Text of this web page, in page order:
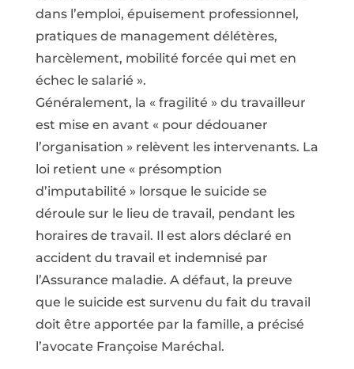
dans l’emploi, épuisement professionnel,
pratiques de management délétères,
harcèlement, mobilité forcée qui met en
échec le salarié ».
Généralement, la « fragilité » du travailleur
est mise en avant « pour dédouaner
l’organisation » relèvent les intervenants. La
loi retient une « présomption
d’imputabilité » lorsque le suicide se
déroule sur le lieu de travail, pendant les
horaires de travail. Il est alors déclaré en
accident du travail et indemnisé par
l’Assurance maladie. A défaut, la preuve
que le suicide est survenu du fait du travail
doit être apportée par la famille, a précisé
l’avocate Françoise Maréchal.